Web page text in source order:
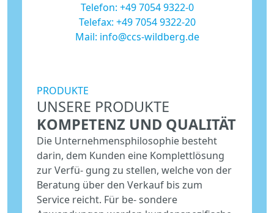
Telefon: +49 7054 9322-0
Telefax: +49 7054 9322-20
Mail: info@ccs-wildberg.de
PRODUKTE
UNSERE PRODUKTE
KOMPETENZ UND QUALITÄT
Die Unternehmensphilosophie besteht
darin, dem Kunden eine Komplettlösung
zur Verfü- gung zu stellen, welche von der
Beratung über den Verkauf bis zum
Service reicht. Für be- sondere